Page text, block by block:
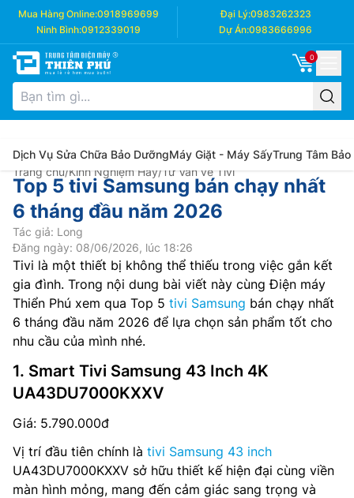
Mua Hàng Online:0918969699 Đại Lý:0983262323
Ninh Bình:0912339019 Dự Án:0983666996
0
Dịch Vụ Sửa Chữa Bảo DưỡngMáy Giặt - Máy SấyTrung Tâm Bảo
Trang chủ/Kinh Nghiệm Hay/Tư Vấn về Tivi
Top 5 tivi Samsung bán chạy nhất
6 tháng đầu năm 2026
Tác giả: Long
Đăng ngày: 08/06/2026, lúc 18:26
Tivi là một thiết bị không thể thiếu trong việc gắn kết
gia đình. Trong nội dung bài viết này cùng Điện máy
Thiển Phú xem qua Top 5 tivi Samsung bán chạy nhất
6 tháng đầu năm 2026 để lựa chọn sản phẩm tốt cho
nhu cầu của mình nhé.
1. Smart Tivi Samsung 43 Inch 4K
UA43DU7000KXXV
Giá: 5.790.000đ
Vị trí đầu tiên chính là tivi Samsung 43 inch
UA43DU7000KXXV sở hữu thiết kế hiện đại cùng viền
màn hình mỏng, mang đến cảm giác sang trọng và